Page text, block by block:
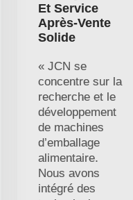
Et Service
Après-Vente
Solide
« JCN se
concentre sur la
recherche et le
développement
de machines
d’emballage
alimentaire.
Nous avons
intégré des